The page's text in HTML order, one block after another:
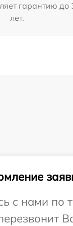
гарантию до
лет.
с нами по